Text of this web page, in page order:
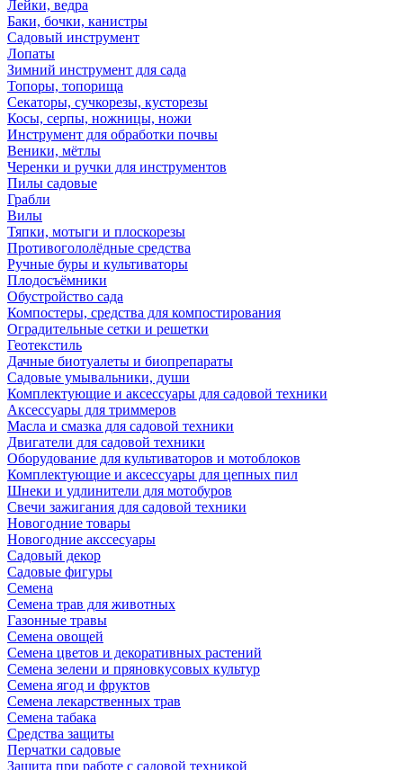
Лейки, ведра
Баки, бочки, канистры
Садовый инструмент
Лопаты
Зимний инструмент для сада
Топоры, топорища
Секаторы, сучкорезы, кусторезы
Косы, серпы, ножницы, ножи
Инструмент для обработки почвы
Веники, мётлы
Черенки и ручки для инструментов
Пилы садовые
Грабли
Вилы
Тяпки, мотыги и плоскорезы
Противогололёдные средства
Ручные буры и культиваторы
Плодосъёмники
Обустройство сада
Компостеры, средства для компостирования
Оградительные сетки и решетки
Геотекстиль
Дачные биотуалеты и биопрепараты
Садовые умывальники, души
Комплектующие и аксессуары для садовой техники
Аксессуары для триммеров
Масла и смазка для садовой техники
Двигатели для садовой техники
Оборудование для культиваторов и мотоблоков
Комплектующие и аксессуары для цепных пил
Шнеки и удлинители для мотобуров
Свечи зажигания для садовой техники
Новогодние товары
Новогодние акссесуары
Садовый декор
Садовые фигуры
Семена
Семена трав для животных
Газонные травы
Семена овощей
Семена цветов и декоративных растений
Семена зелени и пряновкусовых культур
Семена ягод и фруктов
Семена лекарственных трав
Семена табака
Средства защиты
Перчатки садовые
Защита при работе с садовой техникой